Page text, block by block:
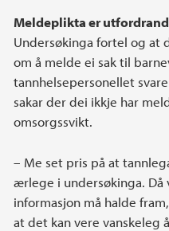
Meldeplikta er
Undersøkinga fortel og at
om å melde ei sak til
tannhelsepersonellet
sakar der dei ikkje har
omsorgssvikt.
– Me set pris på at
ærlege i undersøkinga.
informasjon må halde
at det kan vere vanskeleg